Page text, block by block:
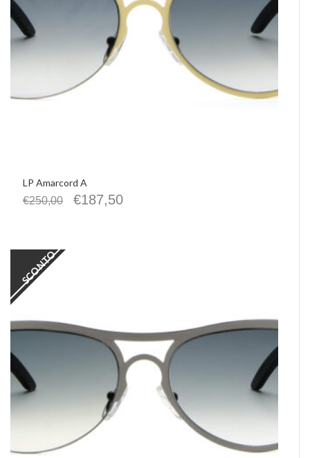
LP Amarcord A
€250,00 €187,50
SCONTO